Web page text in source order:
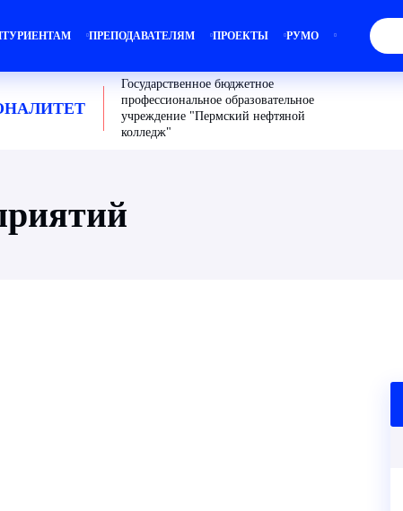
ПРЕПОДАВАТЕЛЯМ ПРОЕКТЫ РУМО
Государственное бюджетное
профессиональное образовательное
учреждение "Пермский нефтяной
колледж"